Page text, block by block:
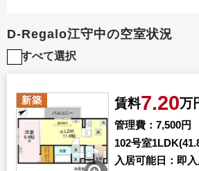
D-Regalo江守中の空室状況
すべて選択
新築 賃料7.20万
管理費
7,500円
102号室
入居可能日
即